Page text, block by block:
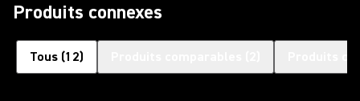
Produits connexes
Tous (12)